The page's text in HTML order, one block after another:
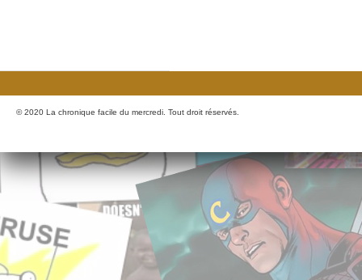
© 2020 La chronique facile du mercredi. Tout droit réservés.